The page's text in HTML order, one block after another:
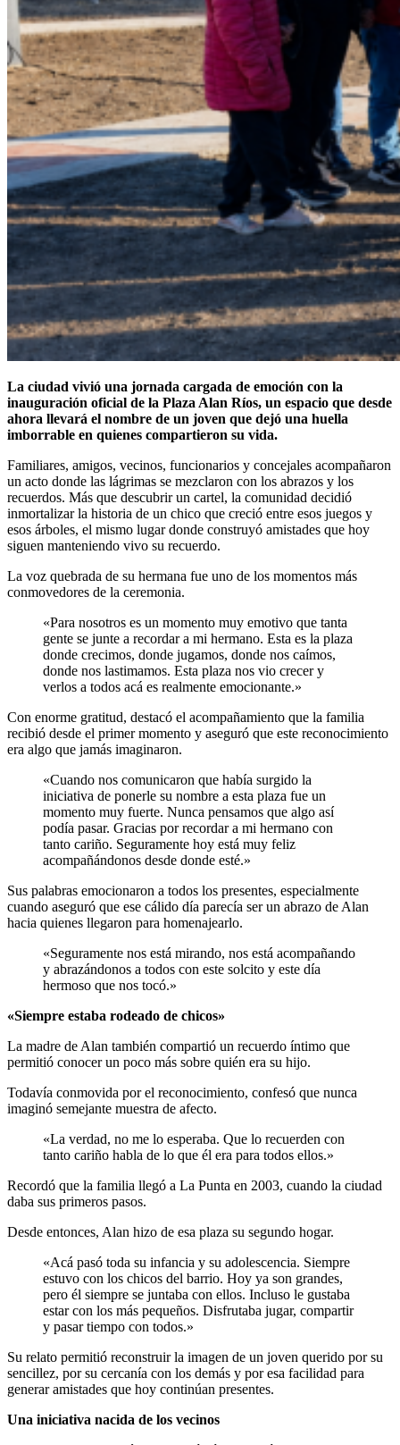
La ciudad vivió una jornada cargada de emoción con la
inauguración oficial de la Plaza Alan Ríos, un espacio que desde
ahora llevará el nombre de un joven que dejó una huella
imborrable en quienes compartieron su vida.
Familiares, amigos, vecinos, funcionarios y concejales acompañaron
un acto donde las lágrimas se mezclaron con los abrazos y los
recuerdos. Más que descubrir un cartel, la comunidad decidió
inmortalizar la historia de un chico que creció entre esos juegos y
esos árboles, el mismo lugar donde construyó amistades que hoy
siguen manteniendo vivo su recuerdo.
La voz quebrada de su hermana fue uno de los momentos más
conmovedores de la ceremonia.
«Para nosotros es un momento muy emotivo que tanta
gente se junte a recordar a mi hermano. Esta es la plaza
donde crecimos, donde jugamos, donde nos caímos,
donde nos lastimamos. Esta plaza nos vio crecer y
verlos a todos acá es realmente emocionante.»
Con enorme gratitud, destacó el acompañamiento que la familia
recibió desde el primer momento y aseguró que este reconocimiento
era algo que jamás imaginaron.
«Cuando nos comunicaron que había surgido la
iniciativa de ponerle su nombre a esta plaza fue un
momento muy fuerte. Nunca pensamos que algo así
podía pasar. Gracias por recordar a mi hermano con
tanto cariño. Seguramente hoy está muy feliz
acompañándonos desde donde esté.»
Sus palabras emocionaron a todos los presentes, especialmente
cuando aseguró que ese cálido día parecía ser un abrazo de Alan
hacia quienes llegaron para homenajearlo.
«Seguramente nos está mirando, nos está acompañando
y abrazándonos a todos con este solcito y este día
hermoso que nos tocó.»
«Siempre estaba rodeado de chicos»
La madre de Alan también compartió un recuerdo íntimo que
permitió conocer un poco más sobre quién era su hijo.
Todavía conmovida por el reconocimiento, confesó que nunca
imaginó semejante muestra de afecto.
«La verdad, no me lo esperaba. Que lo recuerden con
tanto cariño habla de lo que él era para todos ellos.»
Recordó que la familia llegó a La Punta en 2003, cuando la ciudad
daba sus primeros pasos.
Desde entonces, Alan hizo de esa plaza su segundo hogar.
«Acá pasó toda su infancia y su adolescencia. Siempre
estuvo con los chicos del barrio. Hoy ya son grandes,
pero él siempre se juntaba con ellos. Incluso le gustaba
estar con los más pequeños. Disfrutaba jugar, compartir
y pasar tiempo con todos.»
Su relato permitió reconstruir la imagen de un joven querido por su
sencillez, por su cercanía con los demás y por esa facilidad para
generar amistades que hoy continúan presentes.
Una iniciativa nacida de los vecinos